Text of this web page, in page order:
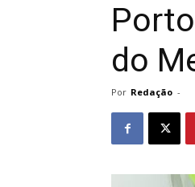
do
Por Redação -